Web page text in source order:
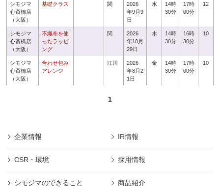
シモジマ
心斎橋店
（大阪）
基礎クラス 関
2026
年9月9
日
水
14時
30分
17時
00分
12
シモジマ
心斎橋店
（大阪）
不織布を使
ったラッピ
ング
関
2026
年10月
29日
木
14時
30分
16時
30分
10
シモジマ
心斎橋店
（大阪）
合わせ包み
アレンジ
江川
2026
年8月2
1日
金
14時
30分
17時
00分
10
1
企業情報 IR情報
CSR・環境 採用情報
シモジマのできること 商品紹介